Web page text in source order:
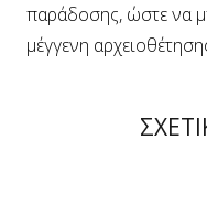
παράδοσης, ώστε να
μέγγενη